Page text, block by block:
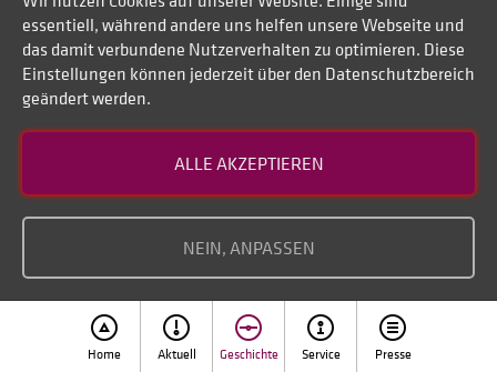
Home Aktuell Geschichte Service Presse
Margit Jaeschke
Schmuck
essentiell, während andere uns helfen unsere Webseite und
das damit verbundene Nutzerverhalten zu optimieren. Diese
Einstellungen können jederzeit über den Datenschutzbereich
geändert werden.
ALLE AKZEPTIEREN
NEIN, ANPASSEN